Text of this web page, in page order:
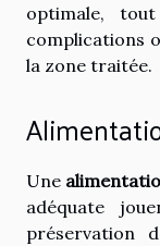
optimale,
complications
la zone traitée.
Une
adéquate
préservation